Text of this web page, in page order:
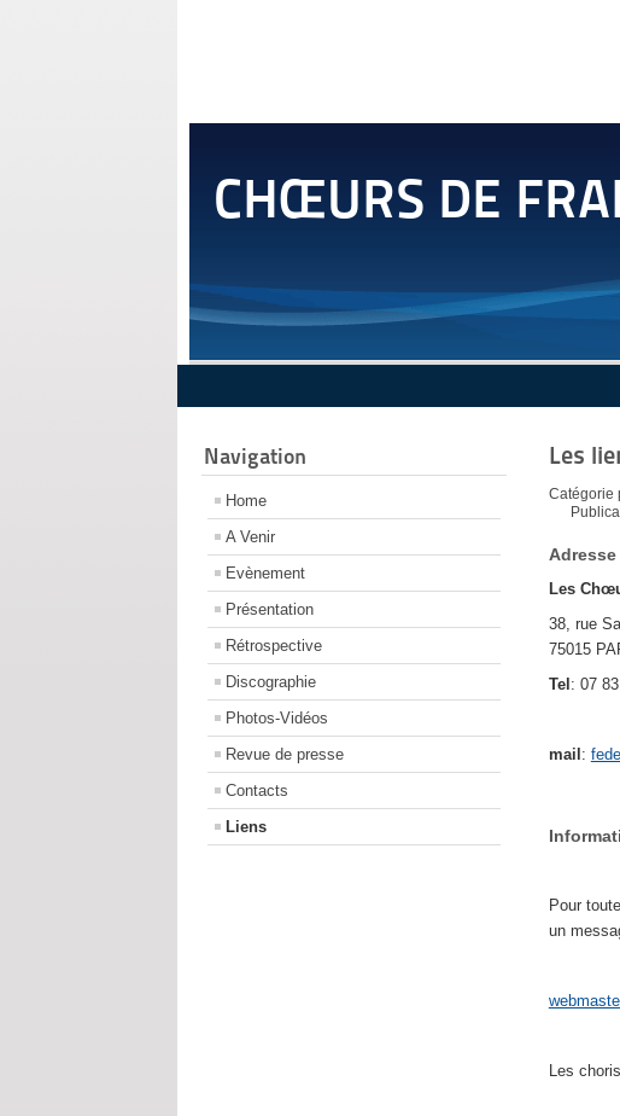
CHŒURS DE
Navigation
Home
A Venir
Evènement
Présentation
Rétrospective
Discographie
Photos-Vidéos
Revue de presse
Contacts
Liens
Les
Catégorie
Adresse
Les
38, rue
75015
Tel : 07
mail :
Pour
un
Les